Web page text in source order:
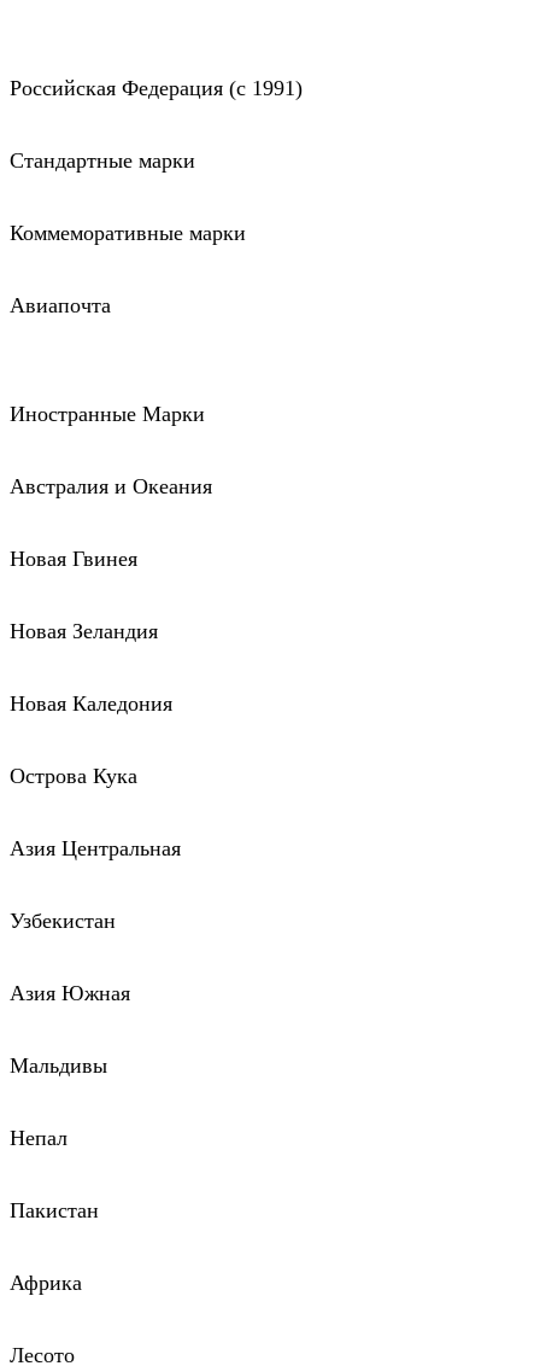
Российская Федерация (c 1991)
Стандартные марки
Коммеморативные марки
Авиапочта
Иностранные Марки
Австралия и Океания
Новая Гвинея
Новая Зеландия
Новая Каледония
Острова Кука
Азия Центральная
Узбекистан
Азия Южная
Мальдивы
Непал
Пакистан
Африка
Лесото